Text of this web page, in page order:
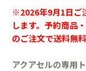
※2026年9月1日ご
します。予約商品
のご注文で送料無
アクアセルの専用